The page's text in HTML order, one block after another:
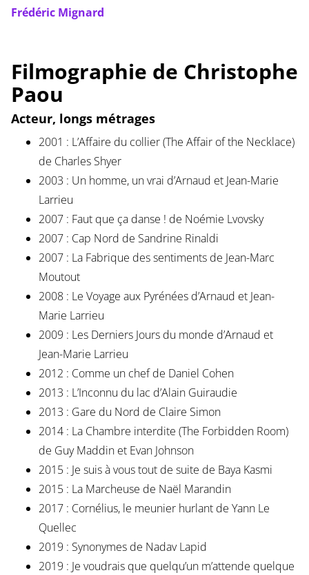
Frédéric Mignard
Filmographie de Christophe
Paou
Acteur, longs métrages
2001 : L’Affaire du collier (The Affair of the Necklace)
de Charles Shyer
2003 : Un homme, un vrai d’Arnaud et Jean-Marie
Larrieu
2007 : Faut que ça danse ! de Noémie Lvovsky
2007 : Cap Nord de Sandrine Rinaldi
2007 : La Fabrique des sentiments de Jean-Marc
Moutout
2008 : Le Voyage aux Pyrénées d’Arnaud et Jean-
Marie Larrieu
2009 : Les Derniers Jours du monde d’Arnaud et
Jean-Marie Larrieu
2012 : Comme un chef de Daniel Cohen
2013 : L’Inconnu du lac d’Alain Guiraudie
2013 : Gare du Nord de Claire Simon
2014 : La Chambre interdite (The Forbidden Room)
de Guy Maddin et Evan Johnson
2015 : Je suis à vous tout de suite de Baya Kasmi
2015 : La Marcheuse de Naël Marandin
2017 : Cornélius, le meunier hurlant de Yann Le
Quellec
2019 : Synonymes de Nadav Lapid
2019 : Je voudrais que quelqu’un m’attende quelque